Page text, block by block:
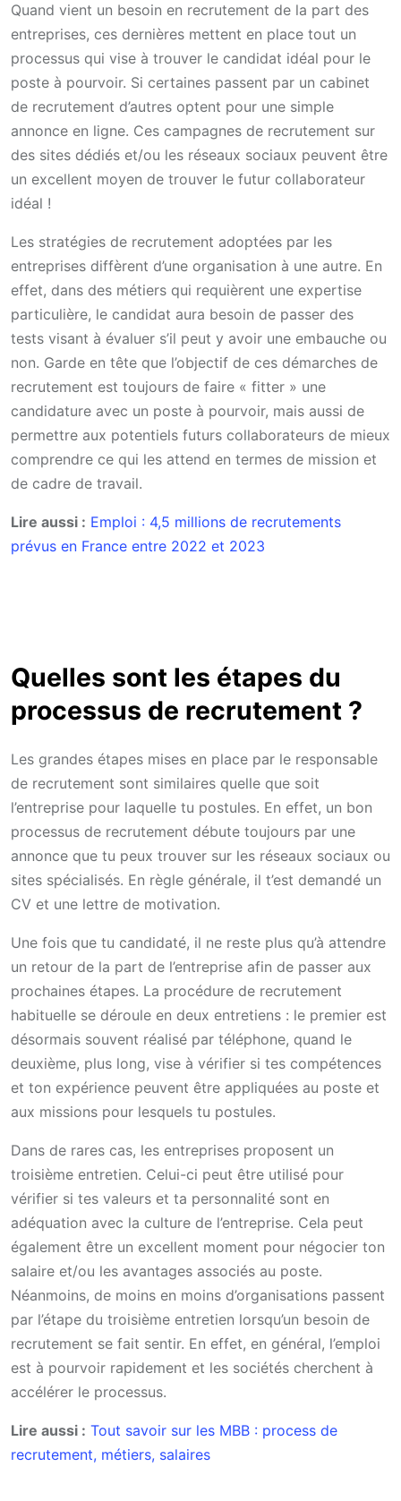
Quand vient un besoin en recrutement de la part des
entreprises, ces dernières mettent en place tout un
processus qui vise à trouver le candidat idéal pour le
poste à pourvoir. Si certaines passent par un cabinet
de recrutement d’autres optent pour une simple
annonce en ligne. Ces campagnes de recrutement sur
des sites dédiés et/ou les réseaux sociaux peuvent être
un excellent moyen de trouver le futur collaborateur
idéal !
Les stratégies de recrutement adoptées par les
entreprises diffèrent d’une organisation à une autre. En
effet, dans des métiers qui requièrent une expertise
particulière, le candidat aura besoin de passer des
tests visant à évaluer s’il peut y avoir une embauche ou
non. Garde en tête que l’objectif de ces démarches de
recrutement est toujours de faire « fitter » une
candidature avec un poste à pourvoir, mais aussi de
permettre aux potentiels futurs collaborateurs de mieux
comprendre ce qui les attend en termes de mission et
de cadre de travail.
Lire aussi : Emploi : 4,5 millions de recrutements
prévus en France entre 2022 et 2023
Quelles sont les étapes du
processus de recrutement ?
Les grandes étapes mises en place par le responsable
de recrutement sont similaires quelle que soit
l’entreprise pour laquelle tu postules. En effet, un bon
processus de recrutement débute toujours par une
annonce que tu peux trouver sur les réseaux sociaux ou
sites spécialisés. En règle générale, il t’est demandé un
CV et une lettre de motivation.
Une fois que tu candidaté, il ne reste plus qu’à attendre
un retour de la part de l’entreprise afin de passer aux
prochaines étapes. La procédure de recrutement
habituelle se déroule en deux entretiens : le premier est
désormais souvent réalisé par téléphone, quand le
deuxième, plus long, vise à vérifier si tes compétences
et ton expérience peuvent être appliquées au poste et
aux missions pour lesquels tu postules.
Dans de rares cas, les entreprises proposent un
troisième entretien. Celui-ci peut être utilisé pour
vérifier si tes valeurs et ta personnalité sont en
adéquation avec la culture de l’entreprise. Cela peut
également être un excellent moment pour négocier ton
salaire et/ou les avantages associés au poste.
Néanmoins, de moins en moins d’organisations passent
par l’étape du troisième entretien lorsqu’un besoin de
recrutement se fait sentir. En effet, en général, l’emploi
est à pourvoir rapidement et les sociétés cherchent à
accélérer le processus.
Lire aussi : Tout savoir sur les MBB : process de
recrutement, métiers, salaires